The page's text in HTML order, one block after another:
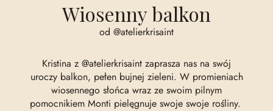
Wiosenny balkon
od @atelierkrisaint
Kristina z @atelierkrisaint zaprasza nas na swój
uroczy balkon, pełen bujnej zieleni. W promieniach
wiosennego słońca wraz ze swoim pilnym
pomocnikiem Monti pielęgnuje swoje swoje rośliny.